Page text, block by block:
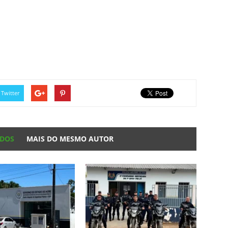
Twitter
MAIS DO MESMO AUTOR